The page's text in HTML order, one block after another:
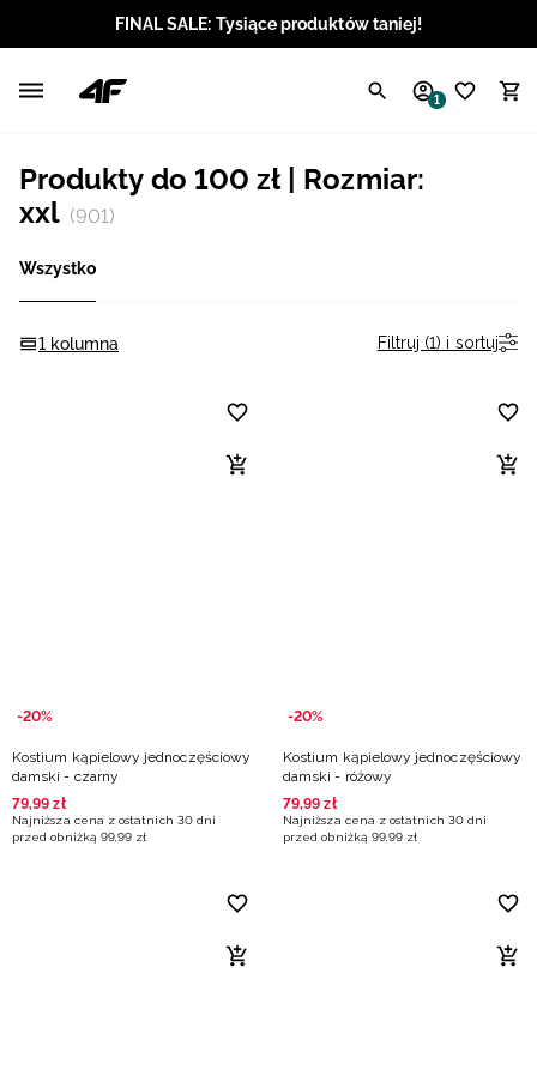
FINAL SALE: Tysiące produktów taniej!
1
Produkty do 100 zł | Rozmiar:
xxl (901)
Wszystko
1 kolumna Filtruj (1) i sortuj
-20%
Kostium kąpielowy jednoczęściowy
damski - czarny
79,99 zł
Najniższa cena z ostatnich 30 dni
przed obniżką 99,99 zł
-20%
Kostium kąpielowy jednoczęściowy
damski - różowy
79,99 zł
Najniższa cena z ostatnich 30 dni
przed obniżką 99,99 zł
Angielski / USD